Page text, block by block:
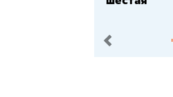
пред.